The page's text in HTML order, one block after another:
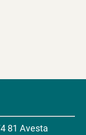
81 Avesta